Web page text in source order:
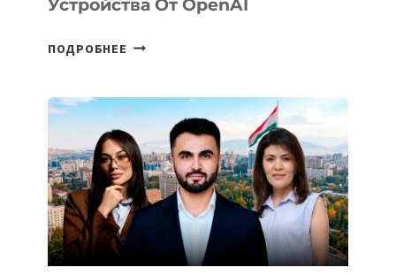
Устройства От OpenAI
ПОДРОБНЕЕ СТАЛИ
ВНЕШНЕГО
ВИДА
НОВОГО
УСТРОЙСТВА
ОТ
OPENAI